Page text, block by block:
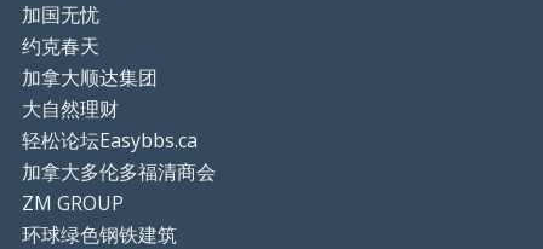
加国无忧
约克春天
加拿大顺达集团
大自然理财
轻松论坛Easybbs.ca
加拿大多伦多福清商会
ZM GROUP
环球绿色钢铁建筑